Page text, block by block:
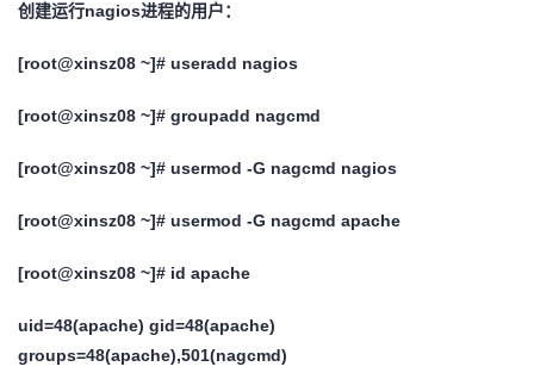
创建运行nagios进程的用户：
[root@xinsz08 ~]# useradd nagios
[root@xinsz08 ~]# groupadd nagcmd
[root@xinsz08 ~]# usermod -G nagcmd nagios
[root@xinsz08 ~]# usermod -G nagcmd apache
[root@xinsz08 ~]# id apache
uid=48(apache) gid=48(apache)
groups=48(apache),501(nagcmd)